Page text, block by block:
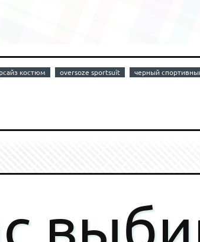
костюм oversoze sportsuit черный